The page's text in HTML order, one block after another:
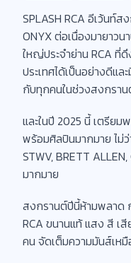
SPLASH RCA อีเว้นท์
ONYX ต่อเนื่องมายาวน
ใหญ่ประจำย่าน RCA ที่
ประเทศได้เป็นอย่างดีแ
กับทุกคนในช่วงสงกรา
และในปี 2025 นี้ เตรีย
พร้อมศิลปินมากมาย ไม่ว่
STWV, BRETT
มากมาย
สงกรานต์ปีนี้ห้ามพลาด
RCA ขนานแท้ แสง สี เ
คน จัดเต็มความมันส์เห